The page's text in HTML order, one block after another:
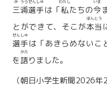
三
み
浦
うら
選
せん
手
しゅ
は「私
わたし
たちの今
いま
とができて、そこが本
ほん
当
とう
選
せん
手
しゅ
は「あきらめないこ
を語
かた
りました。
（朝日小学生新聞2026年